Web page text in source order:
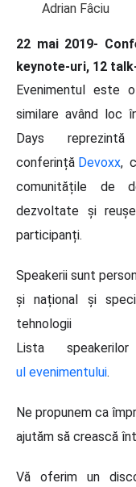
Adrian Fâciu
22 mai 2019-
keynote-uri, 12
Evenimentul este
similare având loc
Days
conferință Devoxx,
comunitățile de
dezvoltate și
participanți.
Speakerii sunt
și național și
Lista
ul evenimentului.
Ne propunem ca
ajutăm să crească
Vă oferim un